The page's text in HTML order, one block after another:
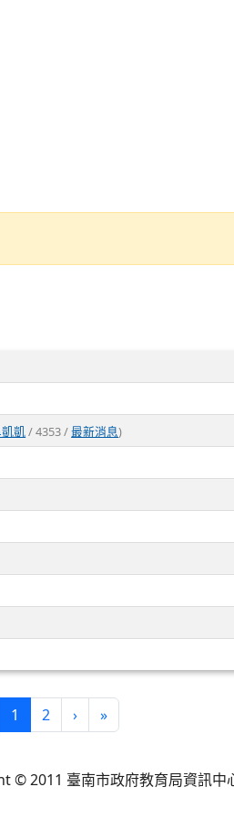
凱/ 4353 /最新消息)
1 (目前頁次)
2 ›下一頁
»最後頁
© 2011 臺南市政府教育局資訊中